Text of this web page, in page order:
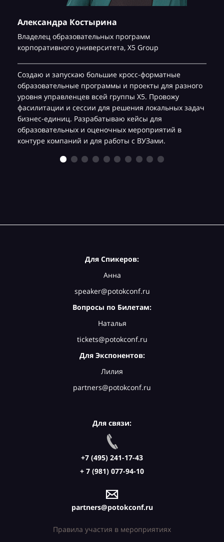
Александра Костырина
Владелец образовательных программ
корпоративного университета, Х5 Group
Создаю и запускаю большие кросс-форматные
образовательные программы и проекты для разного
уровня управленцев всей группы Х5. Провожу
фасилитации и сессии для решения локальных задач
бизнес-единиц. Разрабатываю кейсы для
образовательных и оценочных мероприятий в
контуре компаний и для работы с ВУЗами.
Для Спикеров:
Анна
speaker@potokconf.ru
Вопросы по Билетам:
Наталья
tickets@potokconf.ru
Для Экспонентов:
Лилия
partners@potokconf.ru
Для связи:
+7 (495) 241-17-43
+ 7 (981) 077-94-10
partners@potokconf.ru
Правила участия в мероприятиях